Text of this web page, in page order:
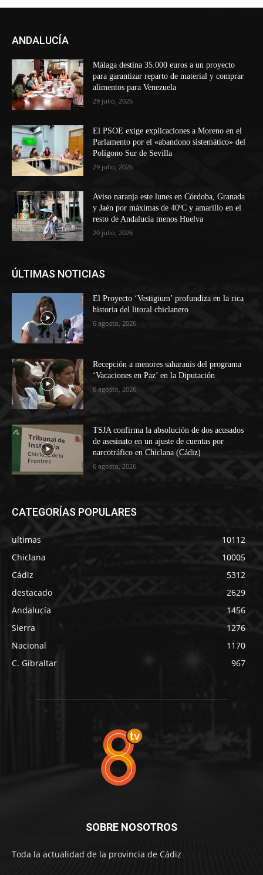
ANDALUCÍA
Málaga destina 35.000 euros a un proyecto
para garantizar reparto de material y comprar
alimentos para Venezuela
29 julio, 2026
El PSOE exige explicaciones a Moreno en el
Parlamento por el «abandono sistemático» del
Polígono Sur de Sevilla
29 julio, 2026
Aviso naranja este lunes en Córdoba, Granada
y Jaén por máximas de 40ºC y amarillo en el
resto de Andalucía menos Huelva
20 julio, 2026
ÚLTIMAS NOTICIAS
El Proyecto ‘Vestigium’ profundiza en la rica
historia del litoral chiclanero
6 agosto, 2026
Recepción a menores saharauis del programa
‘Vacaciones en Paz’ en la Diputación
6 agosto, 2026
TSJA confirma la absolución de dos acusados
de asesinato en un ajuste de cuentas por
narcotráfico en Chiclana (Cádiz)
6 agosto, 2026
CATEGORÍAS POPULARES
ultimas
10112
Chiclana
10005
Cádiz
5312
destacado
2629
Andalucía
1456
Sierra
1276
Nacional
1170
C. Gibraltar
967
SOBRE NOSOTROS
Toda la actualidad de la provincia de Cádiz